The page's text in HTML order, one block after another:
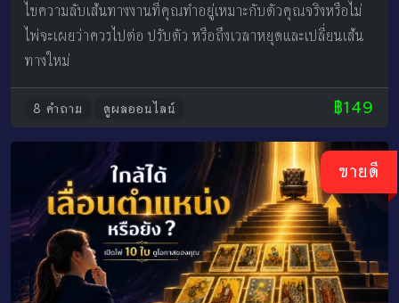
ไขความลับเส้นทางงานที่คุณทำอยู่เหมาะกับตัวคุณจริงหรือไม่
ไพ่จะเผยว่าควรไปต่อ ปรับตัว หรือถึงเวลาหยุดและเปลี่ยนเส้น
ทางใหม่
8 คำถาม ดูผลออนไลน์ ฿149
ขายดี